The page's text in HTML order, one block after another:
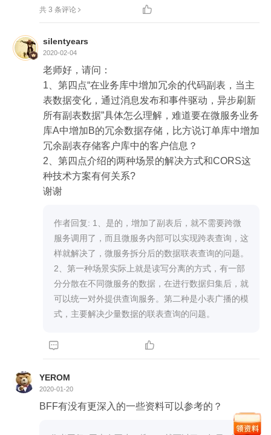
共 3 条评论 
silentyears
2020-02-04
老师好，请问：
1、第四点“在业务库中增加冗余的代码副表，当主
表数据变化，通过消息发布和事件驱动，异步刷新
所有副表数据”具体怎么理解，难道要在微服务业务
库A中增加B的冗余数据存储，比方说订单库中增加
冗余副表存储客户库中的客户信息？
2、第四点介绍的两种场景的解决方式和CORS这
种技术方案有何关系?
谢谢
作者回复: 1、是的，增加了副表后，就不需要跨微
服务调用了，而且微服务内部可以实现跨表查询，这
样就解决了，微服务拆分后的数据联表查询的问题。
2、第一种场景实际上就是读写分离的方式，有一部
分分散在不同微服务的数据，在进行数据归集后，就
可以统一对外提供查询服务。第二种是小表广播的模
 
YEROM
2020-01-20
BFF有没有更深入的一些资料可以参考的？